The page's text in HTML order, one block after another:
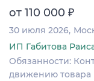
от 110 000 ₽
30 июля 2026
ИП Габитова
Обязанности:
движению товара